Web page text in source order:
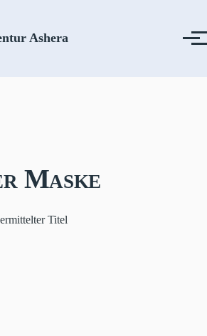
Ashera Menü
Maske